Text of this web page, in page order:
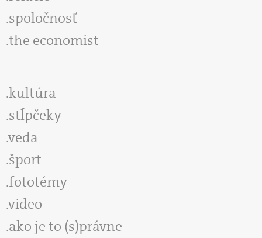
spoločnosť
the economist
kultúra
stĺpčeky
veda
šport
fototémy
video
ako je to (s)právne